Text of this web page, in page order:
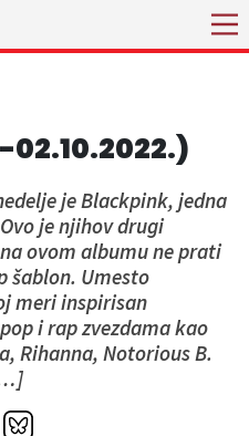
je Blackpink, jedna
je njihov drugi
ovom albumu ne prati
šablon. Umesto
meri inspirisan
i rap zvezdama kao
Rihanna, Notorious B.